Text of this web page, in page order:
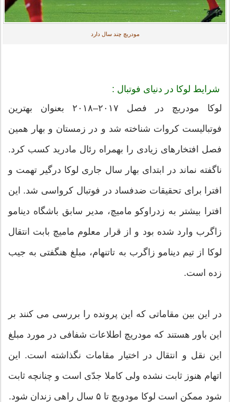
مودریچ چند سال دارد
شرایط لوکا در دنیای فوتبال :
لوکا مودریچ در فصل ۲۰۱۷–۲۰۱۸ بعنوان بهترین
فوتبالیست کروات شناخته شد و در زمستان و بهار همین
فصل افتخارهای زیادی را بهمراه رئال مادرید کسب کرد.
ناگفته نماند در ابتدای بهار سال جاری لوکا درگیر تهمت و
افترا برای تحقیقات ضدفساد در فوتبال کرواسی شد. این
افترا بیشتر به زدراوکو مامیچ، مدیر سابق باشگاه دینامو
زاگرب وارد شده بود و از قرار معلوم مامیچ بابت انتقال
لوکا از تیم دینامو زاگرب به تاتنهام، مبلغ هنگفتی به جیب
زده است.
در این بین مقاماتی که این پرونده را بررسی می کنند بر
این باور هستند که مودریچ اطلاعات شفافی در مورد مبلغ
این نقل و انتقال در اختیار مقامات نگذاشته است. این
اتهام هنوز ثابت نشده ولی کاملا جدّی است و چنانچه ثابت
شود ممکن است لوکا مودویچ تا ۵ سال راهی زندان شود.